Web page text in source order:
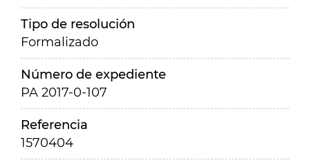
Tipo de resolución
Formalizado
Número de expediente
PA 2017-0-107
Referencia
1570404